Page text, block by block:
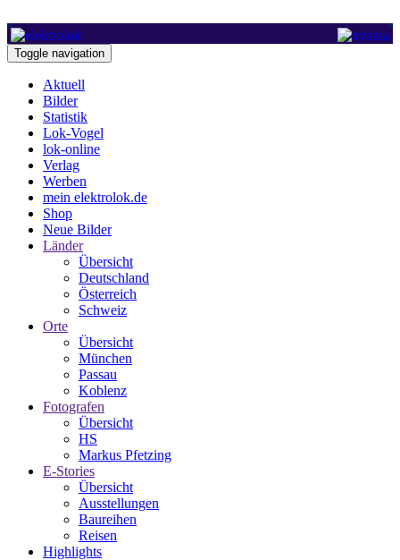
Toggle navigation
Aktuell
Bilder
Statistik
Lok-Vogel
lok-online
Verlag
Werben
mein elektrolok.de
Shop
Neue Bilder
Länder
Übersicht
Deutschland
Österreich
Schweiz
Orte
Übersicht
München
Passau
Koblenz
Fotografen
Übersicht
HS
Markus Pfetzing
E-Stories
Übersicht
Ausstellungen
Baureihen
Reisen
Highlights